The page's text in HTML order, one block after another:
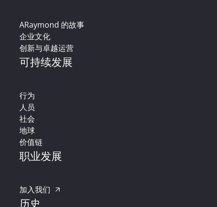
ARaymond 的故事
企业文化
创新与卓越运营
可持续发展
行为
人员
社会
地球
价值链
职业发展
加入我们
历史